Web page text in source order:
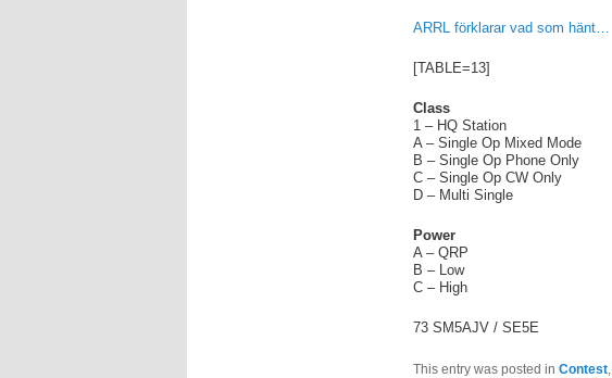
ARRL förklarar vad som hänt…
[TABLE=13]
Class
1 – HQ Station
A – Single Op Mixed Mode
B – Single Op Phone Only
C – Single Op CW Only
D – Multi Single
Power
A – QRP
B – Low
C – High
73 SM5AJV / SE5E
This entry was posted in Contest,